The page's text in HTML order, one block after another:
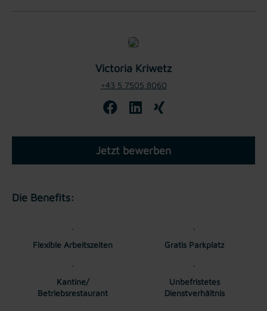
Victoria Kriwetz
+43 5 7505 8060
Jetzt bewerben
Die Benefits:
Flexible Arbeitszeiten Gratis Parkplatz
Kantine/
Betriebsrestaurant
Unbefristetes
Dienstverhältnis